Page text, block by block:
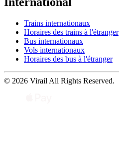
Trains internationaux
Horaires des trains à l'étranger
Bus internationaux
Vols internationaux
Horaires des bus à l'étranger
© 2026 Virail All Rights Reserved.